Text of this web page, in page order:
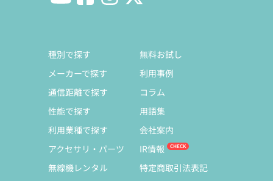
種別で探す
メーカーで探す
通信距離で探す
性能で探す
利用業種で探す
アクセサリ・パーツ
無線機レンタル
無料お試し
利用事例
コラム
用語集
会社案内
IR情報
特定商取引法表記